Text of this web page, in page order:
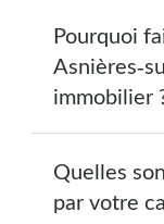
Pourquoi
Asnières-
immobilier
Quelles
par votre